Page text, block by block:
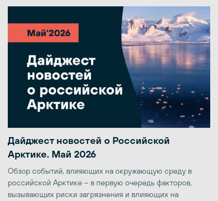
Дайджест новостей о Российской
Арктике. Май 2026
Обзор событий, влияющих на окружающую среду в
российской Арктике – в первую очередь факторов,
вызывающих риски загрязнения и влияющих на